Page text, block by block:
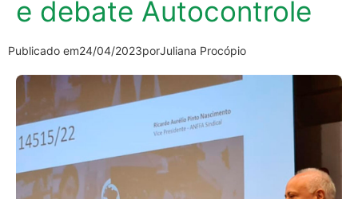
e debate Autocontrole
Publicado em24/04/2023porJuliana Procópio